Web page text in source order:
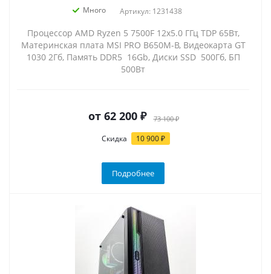
Много Артикул: 1231438
Процессор AMD Ryzen 5 7500F 12x5.0 ГГц TDP 65Вт,
Материнская плата MSI PRO B650M-B, Видеокарта GT
1030 2Гб, Память DDR5 16Gb, Диски SSD 500Гб, БП
500Вт
от 62 200 ₽ 73 100 ₽
Скидка 10 900 ₽
Подробнее